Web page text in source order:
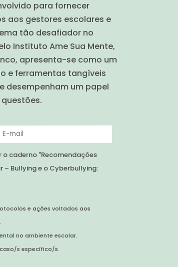
para fornecer
aos gestores escolares e
tão desafiador no
Instituto Ame Sua Mente,
apresenta-se como um
e ferramentas tangíveis
desempenham um papel
caderno "Recomendações
– Bullying e o Cyberbullying:
e ações voltados aos
no ambiente escolar.
s específico/s.